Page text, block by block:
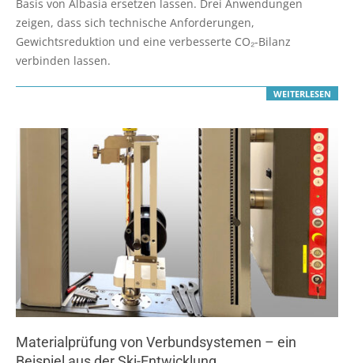
Basis von Albasia ersetzen lassen. Drei Anwendungen
zeigen, dass sich technische Anforderungen,
Gewichtsreduktion und eine verbesserte CO₂-Bilanz
verbinden lassen.
WEITERLESEN
Materialprüfung von Verbundsystemen – ein